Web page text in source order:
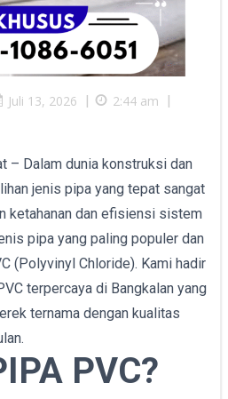
Juli 13, 2026 | 2:44 am
|
– Dalam dunia konstruksi dan
jenis pipa yang tepat sangat
ketahanan dan efisiensi sistem
pipa yang paling populer dan
(Polyvinyl Chloride). Kami hadir
terpercaya di Bangkalan yang
ternama dengan kualitas
PVC?